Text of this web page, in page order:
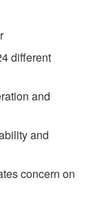
different
and
and
concern on